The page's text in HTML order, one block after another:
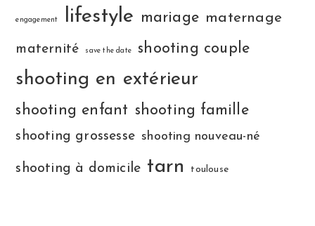
engagement lifestyle mariage maternage
maternité save the date shooting couple
shooting en extérieur
shooting enfant shooting famille
shooting grossesse shooting nouveau-né
shooting à domicile tarn toulouse